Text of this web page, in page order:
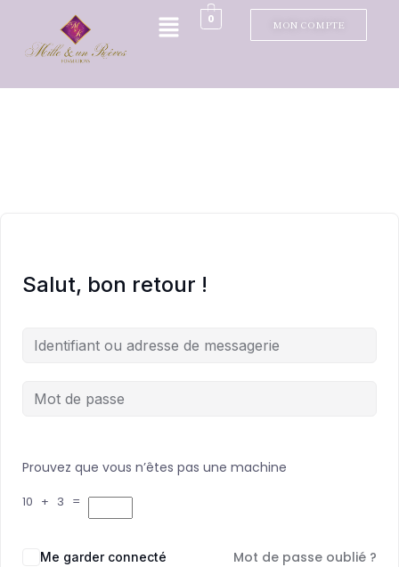
0 MON COMPTE
Salut, bon retour !
Prouvez que vous n’êtes pas une machine
10 + 3 =
Me garder connecté Mot de passe oublié ?